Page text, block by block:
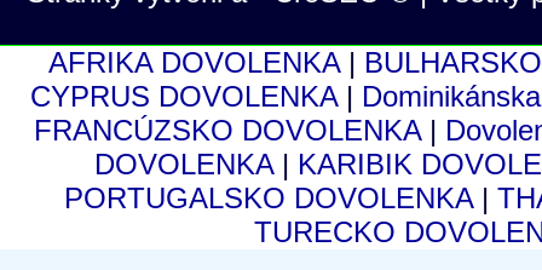
AFRIKA DOVOLENKA |
CYPRUS DOVOLENKA |
FRANCÚZSKO DOVOLENKA |
DOVOLENKA | KARIBIK
PORTUGALSKO DOVOLENKA |
TURECKO